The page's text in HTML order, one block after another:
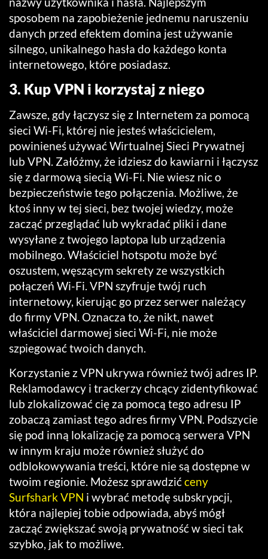
sposobem na zapobieżenie jednemu naruszeniu
danych przed efektem domina jest używanie
silnego, unikalnego hasła do każdego konta
internetowego, które posiadasz.
3. Kup VPN i korzystaj z niego
Zawsze, gdy łączysz się z Internetem za pomocą
sieci Wi-Fi, której nie jesteś właścicielem,
powinieneś używać Wirtualnej Sieci Prywatnej
lub VPN. Załóżmy, że idziesz do kawiarni i łączysz
się z darmową siecią Wi-Fi. Nie wiesz nic o
bezpieczeństwie tego połączenia. Możliwe, że
ktoś inny w tej sieci, bez twojej wiedzy, może
zacząć przeglądać lub wykradać pliki i dane
wysyłane z twojego laptopa lub urządzenia
mobilnego. Właściciel hotspotu może być
oszustem, węszącym sekrety ze wszystkich
połączeń Wi-Fi. VPN szyfruje twój ruch
internetowy, kierując go przez serwer należący
do firmy VPN. Oznacza to, że nikt, nawet
właściciel darmowej sieci Wi-Fi, nie może
szpiegować twoich danych.
Korzystanie z VPN ukrywa również twój adres IP.
Reklamodawcy i trackerzy chcący zidentyfikować
lub zlokalizować cię za pomocą tego adresu IP
zobaczą zamiast tego adres firmy VPN. Podszycie
się pod inną lokalizację za pomocą serwera VPN
w innym kraju może również służyć do
odblokowywania treści, które nie są dostępne w
twoim regionie. Możesz sprawdzićceny
Surfshark VPN i wybrać metodę subskrypcji,
która najlepiej tobie odpowiada, abyś mógł
zacząć zwiększać swoją prywatność w sieci tak
szybko, jak to możliwe.